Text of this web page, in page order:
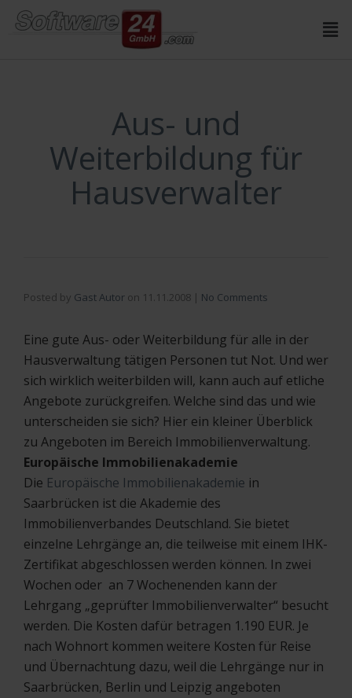
springen
Aus- und
Weiterbildung für
Hausverwalter
Posted by Gast Autor on 11.11.2008 | No Comments
Eine gute Aus- oder Weiterbildung für alle in der
Hausverwaltung tätigen Personen tut Not. Und wer
sich wirklich weiterbilden will, kann auch auf etliche
Angebote zurückgreifen. Welche sind das und wie
unterscheiden sie sich? Hier ein kleiner Überblick
zu Angeboten im Bereich Immobilienverwaltung.
Europäische Immobilienakademie
Die Europäische Immobilienakademie in
Saarbrücken ist die Akademie des
Immobilienverbandes Deutschland. Sie bietet
einzelne Lehrgänge an, die teilweise mit einem IHK-
Zertifikat abgeschlossen werden können. In zwei
Wochen oder an 7 Wochenenden kann der
Lehrgang „geprüfter Immobilienverwalter“ besucht
werden. Die Kosten dafür betragen 1.190 EUR. Je
nach Wohnort kommen weitere Kosten für Reise
und Übernachtung dazu, weil die Lehrgänge nur in
Saarbrücken, Berlin und Leipzig angeboten